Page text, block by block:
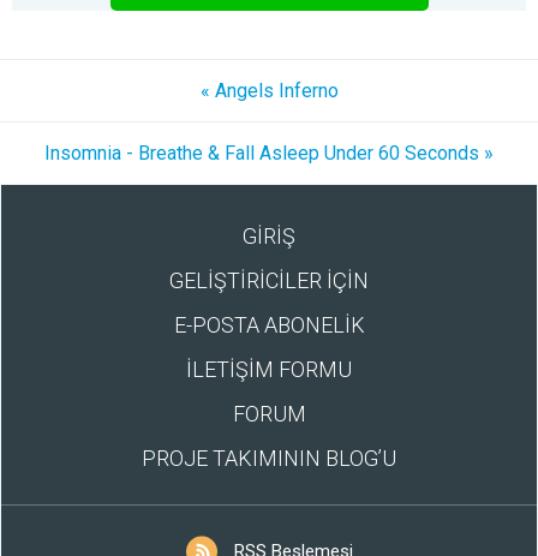
« Angels Inferno
Insomnia - Breathe & Fall Asleep Under 60 Seconds »
GİRİŞ
GELİŞTİRİCİLER İÇİN
E-POSTA ABONELİK
İLETİŞİM FORMU
FORUM
PROJE TAKIMININ BLOG’U
RSS Beslemesi